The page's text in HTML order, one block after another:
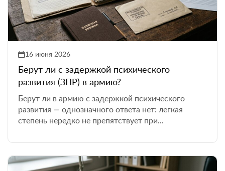
16 июня 2026
Берут ли с задержкой психического
развития (ЗПР) в армию?
Берут ли в армию с задержкой психического
развития — однозначного ответа нет: легкая
степень нередко не препятствует при...